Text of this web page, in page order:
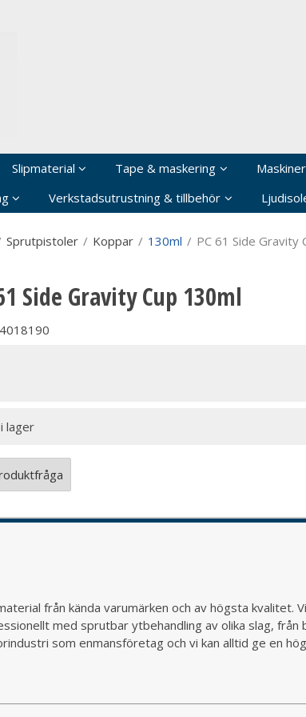
Slipmaterial Tape & maskering Maskiner
Verkstadsutrustning & tillbehör
Sprutpistoler / Koppar / 130ml / PC 61 Side Gravity
Side Gravity Cup 130ml
lager
från kända varumärken och av högsta
med sprutbar ytbehandling av olika slag, från
som enmansföretag och vi kan alltid ge en